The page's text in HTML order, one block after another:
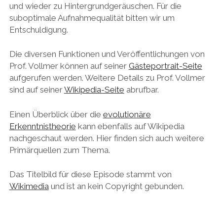
und wieder zu Hintergrundgeräuschen. Für die
suboptimale Aufnahmequalität bitten wir um
Entschuldigung.
Die diversen Funktionen und Veröffentlichungen von
Prof. Vollmer können auf seiner Gästeportrait-Seite
aufgerufen werden. Weitere Details zu Prof. Vollmer
sind auf seinerWikipedia-Seite abrufbar.
Einen Überblick über die evolutionäre
Erkenntnistheorie kann ebenfalls auf Wikipedia
nachgeschaut werden. Hier finden sich auch weitere
Primärquellen zum Thema.
Das Titelbild für diese Episode stammt von
Wikimediaund ist an kein Copyright gebunden.